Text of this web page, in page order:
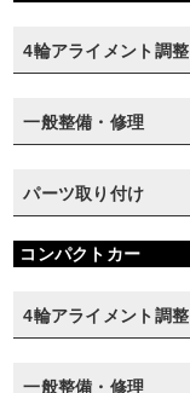
4輪アライメント調整
一般整備・修理
パーツ取り付け
コンパクトカー
4輪アライメント調整
一般整備・修理